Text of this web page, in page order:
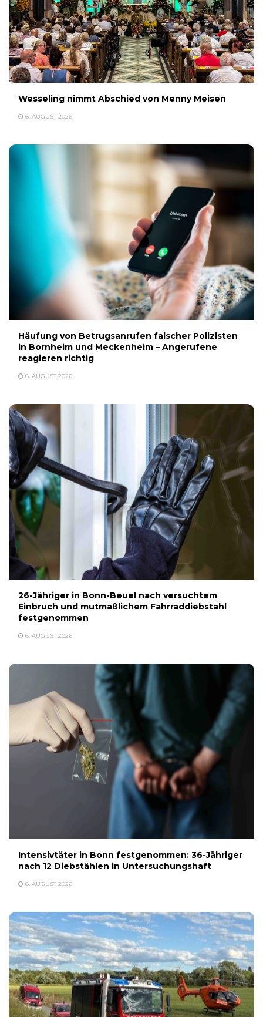
Wesseling nimmt Abschied von Menny Meisen
6. AUGUST 2026
Häufung von Betrugsanrufen falscher Polizisten
in Bornheim und Meckenheim – Angerufene
reagieren richtig
6. AUGUST 2026
26-Jähriger in Bonn-Beuel nach versuchtem
Einbruch und mutmaßlichem Fahrraddiebstahl
festgenommen
6. AUGUST 2026
Intensivtäter in Bonn festgenommen: 36-Jähriger
nach 12 Diebstählen in Untersuchungshaft
6. AUGUST 2026